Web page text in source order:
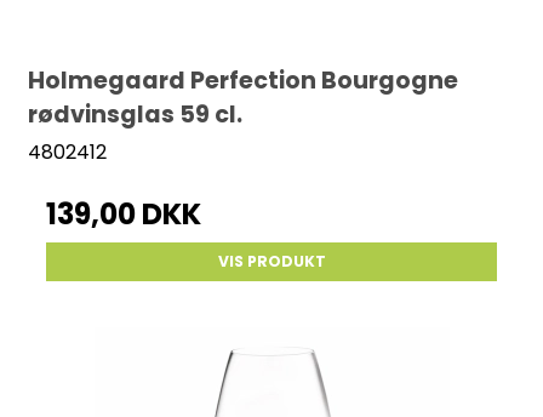
Holmegaard Perfection Bourgogne
rødvinsglas 59 cl.
4802412
139,00 DKK
VIS PRODUKT